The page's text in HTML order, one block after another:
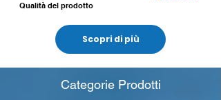
Qualità del prodotto
Scopri di più
Categorie Prodotti